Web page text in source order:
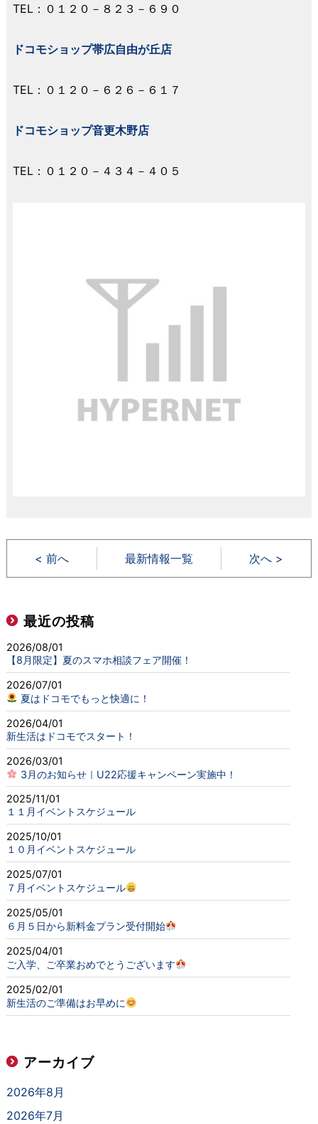
TEL：０１２０－８２３－６９０
ドコモショップ帯広自由が丘店
TEL：０１２０－６２６－６１７
ドコモショップ音更木野店
TEL：０１２０－４３４－４０５
< 前へ 最新情報一覧 次へ >
最近の投稿
2026/08/01
【8月限定】夏のスマホ相談フェア開催！
2026/07/01
夏はドコモでもっと快適に！
2026/04/01
新生活はドコモでスタート！
2026/03/01
3月のお知らせ｜U22応援キャンペーン実施中！
2025/11/01
１１月イベントスケジュール
2025/10/01
１０月イベントスケジュール
2025/07/01
７月イベントスケジュール
2025/05/01
６月５日から新料金プラン受付開始
2025/04/01
ご入学、ご卒業おめでとうございます
2025/02/01
新生活のご準備はお早めに
アーカイブ
2026年8月
2026年7月